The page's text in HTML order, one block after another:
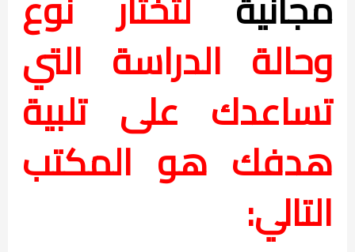
وحالة الدراسة التي
تساعدك على تلبية
هدفك هو المكتب
التالي: